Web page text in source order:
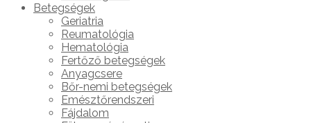
Betegségek
Geriatria
Reumatológia
Hematológia
Fertőző betegségek
Anyagcsere
Bőr-nemi betegségek
Emésztőrendszeri
Fájdalom